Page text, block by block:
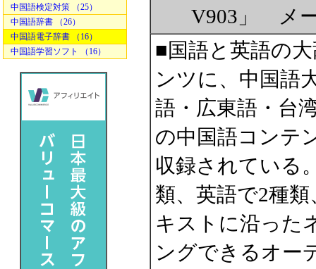
中国語検定対策 （25）
中国語辞書 （26）
中国語電子辞書 （16）
中国語学習ソフト （16）
V903」 メ
■国語と英語の
ンツに、中国語
語・広東語・台
の中国語コンテ
収録されている
類、英語で2種
キストに沿った
ングできるオー